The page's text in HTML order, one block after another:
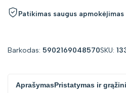
"product"
kiekį
"product"
kiekį
Patikimas saugus apmokėjimas
Barkodas: 5902169048570SKU:
AprašymasPristatymas ir